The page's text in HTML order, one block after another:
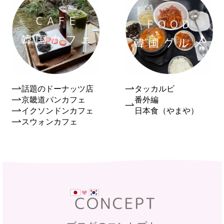
話題のドーナッツ店
京畿道パンカフェ
イクソンドンカフェ
スウォンカフェ
タッカルビ
番外編
日本食（やまや）